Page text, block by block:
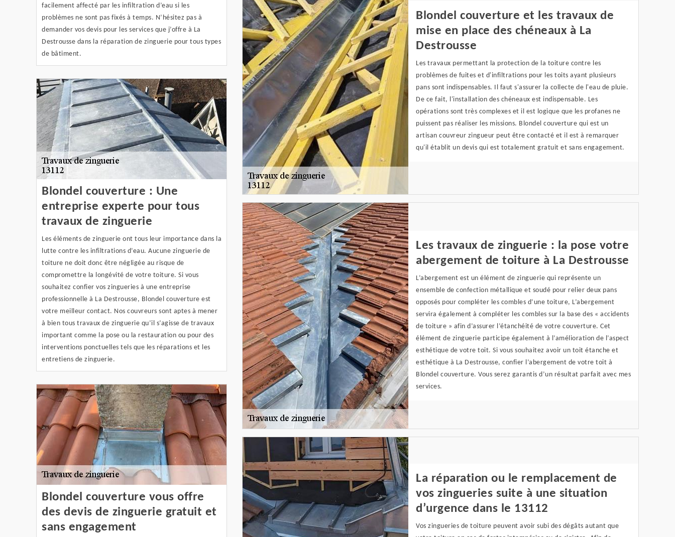
facilement affecté par les infiltration d’eau si les
problèmes ne sont pas fixés à temps. N’hésitez pas à
demander vos devis pour les services que j’offre à La
Destrousse dans la réparation de zinguerie pour tous types
de bâtiment.
Blondel couverture : Une
entreprise experte pour tous
travaux de zinguerie
Les éléments de zinguerie ont tous leur importance dans la
lutte contre les infiltrations d’eau. Aucune zinguerie de
toiture ne doit donc être négligée au risque de
compromettre la longévité de votre toiture. Si vous
souhaitez confier vos zingueries à une entreprise
professionnelle à La Destrousse, Blondel couverture est
votre meilleur contact. Nos couvreurs sont aptes à mener
à bien tous travaux de zinguerie qu’il s’agisse de travaux
important comme la pose ou la restauration ou pour des
interventions ponctuelles tels que les réparations et les
entretiens de zinguerie.
Blondel couverture vous offre
des devis de zinguerie gratuit et
sans engagement
Blondel couverture et les travaux de
mise en place des chéneaux à La
Destrousse
Les travaux permettant la protection de la toiture contre les
problèmes de fuites et d'infiltrations pour les toits ayant plusieurs
pans sont indispensables. Il faut s'assurer la collecte de l'eau de pluie.
De ce fait, l'installation des chéneaux est indispensable. Les
opérations sont très complexes et il est logique que les profanes ne
puissent pas réaliser les missions. Blondel couverture qui est un
artisan couvreur zingueur peut être contacté et il est à remarquer
qu'il établit un devis qui est totalement gratuit et sans engagement.
Les travaux de zinguerie : la pose votre
abergement de toiture à La Destrousse
L’abergement est un élément de zinguerie qui représente un
ensemble de confection métallique et soudé pour relier deux pans
opposés pour compléter les combles d‘une toiture, L’abergement
servira également à compléter les combles sur la base des « accidents
de toiture » afin d’assurer l’étanchéité de votre couverture. Cet
élément de zinguerie participe également à l’amélioration de l’aspect
esthétique de votre toit. Si vous souhaitez avoir un toit étanche et
esthétique à La Destrousse, confier l’abergement de votre toit à
Blondel couverture. Vous serez garantis d’un résultat parfait avec mes
services.
La réparation ou le remplacement de
vos zingueries suite à une situation
d’urgence dans le 13112
Vos zingueries de toiture peuvent avoir subi des dégâts autant que